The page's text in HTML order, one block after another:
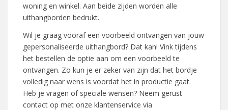
woning en winkel. Aan beide zijden worden alle
uithangborden bedrukt.
Wil je graag vooraf een voorbeeld ontvangen van jouw
gepersonaliseerde uithangbord? Dat kan! Vink tijdens
het bestellen de optie aan om een voorbeeld te
ontvangen. Zo kun je er zeker van zijn dat het bordje
volledig naar wens is voordat het in productie gaat.
Heb je vragen of speciale wensen? Neem gerust
contact op met onze klantenservice via